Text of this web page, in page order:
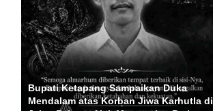
Bupati Ketapang Sampaikan Duka
Mendalam atas Korban Jiwa Karhutla di